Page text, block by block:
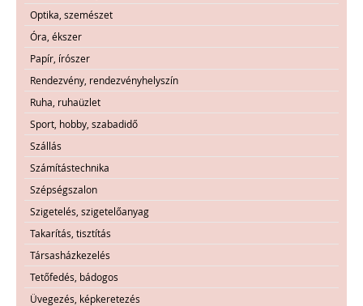
Optika, szemészet
Óra, ékszer
Papír, írószer
Rendezvény, rendezvényhelyszín
Ruha, ruhaüzlet
Sport, hobby, szabadidő
Szállás
Számítástechnika
Szépségszalon
Szigetelés, szigetelőanyag
Takarítás, tisztítás
Társasházkezelés
Tetőfedés, bádogos
Üvegezés, képkeretezés